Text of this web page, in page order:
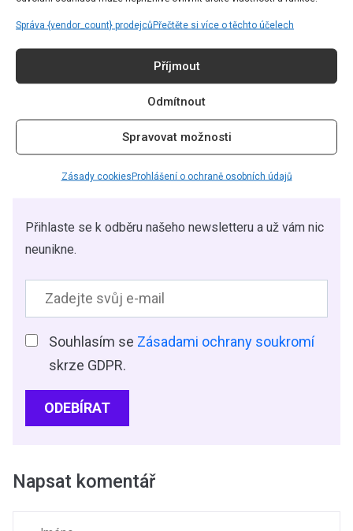
Správa {vendor_count} prodejcůPřečtěte si více o těchto účelech
Příjmout
Odmítnout
Spravovat možnosti
Zásady cookiesProhlášení o ochraně osobních údajů
redakce@grapesmag.cz
CHCETE ČÍST TEN
NEJZAJÍMAVĚJŠÍ OBSAH?
Přihlaste se k odběru našeho newsletteru a už vám nic
neunikne.
Souhlasím se Zásadami ochrany soukromí
skrze GDPR.
ODEBÍRAT
Napsat komentář